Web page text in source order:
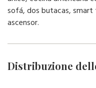
sofá, dos butacas, smart
ascensor.
Distribuzione